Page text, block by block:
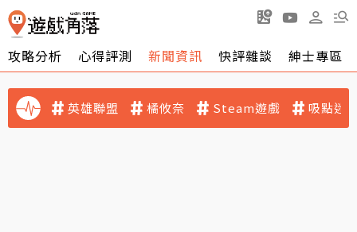
攻略分析 心得評測 新聞資訊 快評雜談 紳士專區
英雄聯盟 橘攸奈 Steam遊戲 吸點迷